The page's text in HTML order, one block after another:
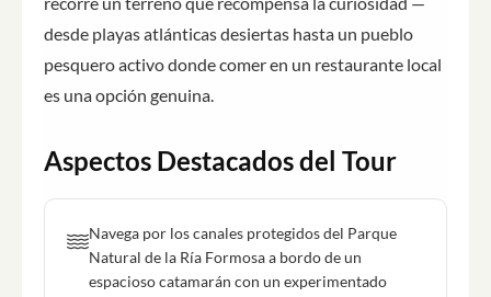
desde playas atlánticas desiertas hasta un pueblo
pesquero activo donde comer en un restaurante local
es una opción genuina.
Aspectos Destacados del Tour
Navega por los canales protegidos del Parque
Natural de la Ría Formosa a bordo de un
espacioso catamarán con un experimentado